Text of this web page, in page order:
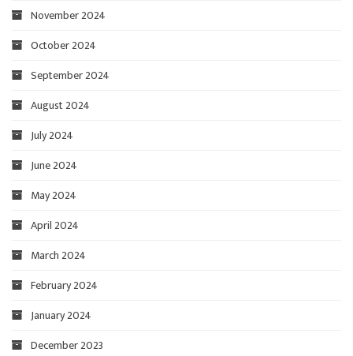
November 2024
October 2024
September 2024
August 2024
July 2024
June 2024
May 2024
April 2024
March 2024
February 2024
January 2024
December 2023